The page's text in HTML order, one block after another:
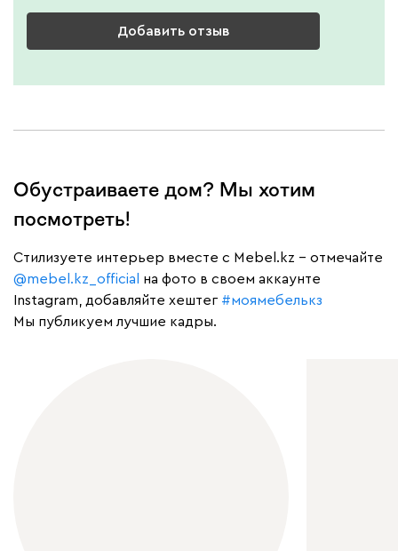
Добавить отзыв
Обустраиваете дом? Мы хотим
посмотреть!
Cтилизуете интерьер вместе с Mebel.kz – отмечайте
@mebel.kz_official
на фото в своем аккаунте
Instagram, добавляйте хештег #моямебелькз
Мы публикуем лучшие кадры.